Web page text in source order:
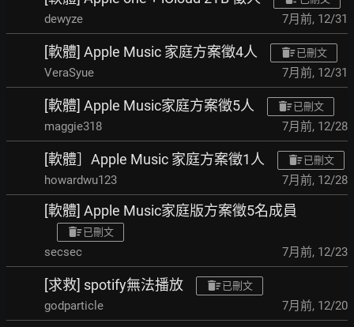
dewyze 7月前, 12/31
[軟體] Apple Music 家庭方案徵4人 已刪文
VeraSyue 7月前, 12/31
[軟體] Apple Music家庭方案徵5人 已刪文
maggie318 7月前, 12/28
[軟體］Apple Music 家庭方案徵1人 已刪文
howardwu123 7月前, 12/28
[軟體] Apple Music家庭版方案徵5名成員
已刪文
secsec 7月前, 12/23
[求救] spotify無法播放 已刪文
godparticle 7月前, 12/20